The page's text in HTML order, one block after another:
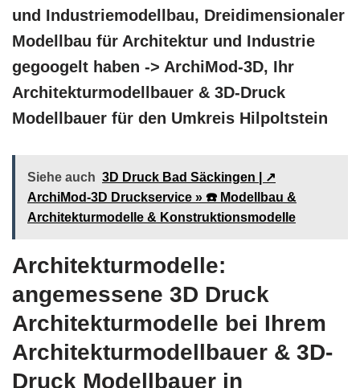
und Industriemodellbau, Dreidimensionaler
Modellbau für Architektur und Industrie
gegoogelt haben -> ArchiMod-3D, Ihr
Architekturmodellbauer & 3D-Druck
Modellbauer für den Umkreis Hilpoltstein
Siehe auch 3D Druck Bad Säckingen | ↗️
ArchiMod-3D Druckservice » ☎️ Modellbau &
Architekturmodelle & Konstruktionsmodelle
Architekturmodelle:
angemessene 3D Druck
Architekturmodelle bei Ihrem
Architekturmodellbauer & 3D-
Druck Modellbauer in